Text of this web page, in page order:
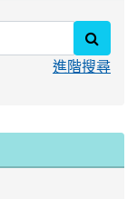
進階搜尋